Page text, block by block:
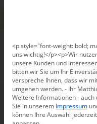
/ News-Blog /
<p style="font-weight: bold;
uns wichtig!</p><p>Wir
unsere Kunden und
bitten wir Sie um Ihr
verspreche Ihnen, dass wir
umgehen werden. - Ihr
Weitere Informationen -
Sie in unserem Impressum
können Ihre Auswahl